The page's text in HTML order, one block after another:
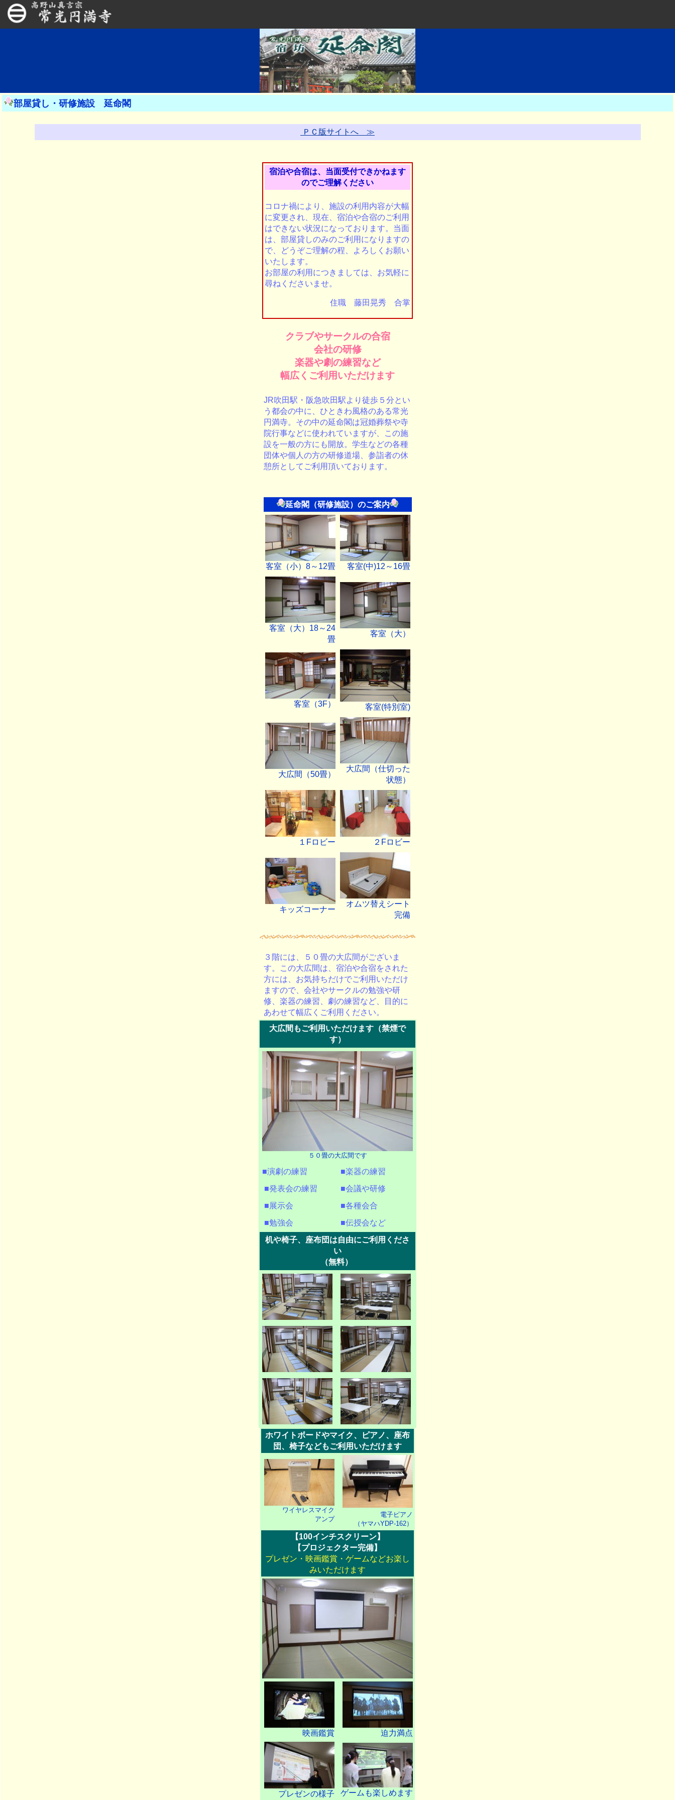
部屋貸し・研修施設 延命閣
ＰＣ版サイトへ ≫
宿泊や合宿は、当面受付できかねます
のでご理解ください
コロナ禍により、施設の利用内容が大幅
に変更され、現在、宿泊や合宿のご利用
はできない状況になっております。当面
は、部屋貸しのみのご利用になりますの
で、どうぞご理解の程、よろしくお願い
いたします。
お部屋の利用につきましては、お気軽に
尋ねくださいませ。
住職 藤田晃秀 合掌
クラブやサークルの合宿
会社の研修
楽器や劇の練習など
幅広くご利用いただけます
JR吹田駅・阪急吹田駅より徒歩５分とい
う都会の中に、ひときわ風格のある常光
円満寺。その中の延命閣は冠婚葬祭や寺
院行事などに使われていますが、この施
設を一般の方にも開放。学生などの各種
団体や個人の方の研修道場、参詣者の休
憩所としてご利用頂いております。
延命閣（研修施設）のご案内
客室（小）8～12畳 客室(中)12～16畳
客室（大）18～24
畳
客室（大）
客室（3F） 客室(特別室)
大広間（50畳）
大広間（仕切った
状態）
１Fロビー ２Fロビー
キッズコーナー
オムツ替えシート
完備
３階には、５０畳の大広間がございま
す。この大広間は、宿泊や合宿をされた
方には、お気持ちだけでご利用いただけ
ますので、会社やサークルの勉強や研
修、楽器の練習、劇の練習など、目的に
あわせて幅広くご利用ください。
大広間もご利用いただけます（禁煙で
す）
５０畳の大広間です
■演劇の練習
■楽器の練習
■発表会の練習
■会議や研修
■展示会
■各種会合
■勉強会
■伝授会など
机や椅子、座布団は自由にご利用くださ
い
（無料）
ホワイトボードやマイク、ピアノ、座布
団、椅子などもご利用いただけます
ワイヤレスマイク
アンプ
電子ピアノ
（ヤマハYDP-162）
【100インチスクリーン】
【プロジェクター完備】
プレゼン・映画鑑賞・ゲームなどお楽し
みいただけます
映画鑑賞 迫力満点
プレゼンの様子 ゲームも楽しめます